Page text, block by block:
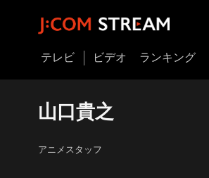
テレビ ビデオ ランキング
山口貴之
アニメスタッフ